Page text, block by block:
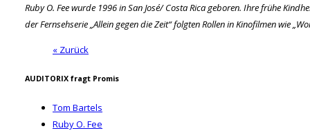
Ruby O. Fee wurde 1996 in San José/ Costa Rica geboren. Ihre frühe
der Fernsehserie „Allein gegen die Zeit“ folgten Rollen in Kinofilmen wie
« Zurück
AUDITORIX fragt Promis
Tom Bartels
Ruby O. Fee